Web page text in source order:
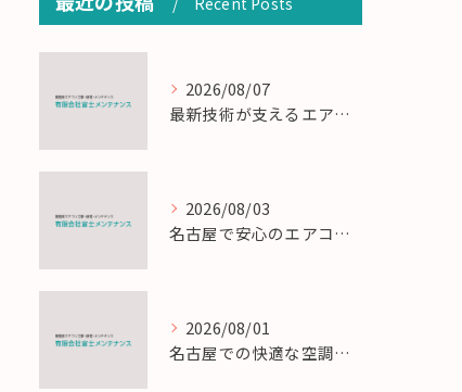
2026/08/07
最新技術が支えるエアコン工事の匠の技術解説
2026/08/03
名古屋で安心のエアコン工事と定期メンテナンスの重要性
2026/08/01
名古屋での快適な空調を実現するエアコンサービスの技術